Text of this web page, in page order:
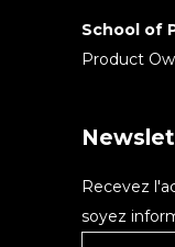
School of
Product
Recevez
soyez